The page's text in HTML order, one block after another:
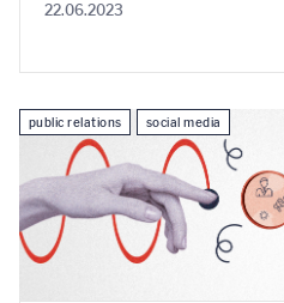
22.06.2023
public relations social media